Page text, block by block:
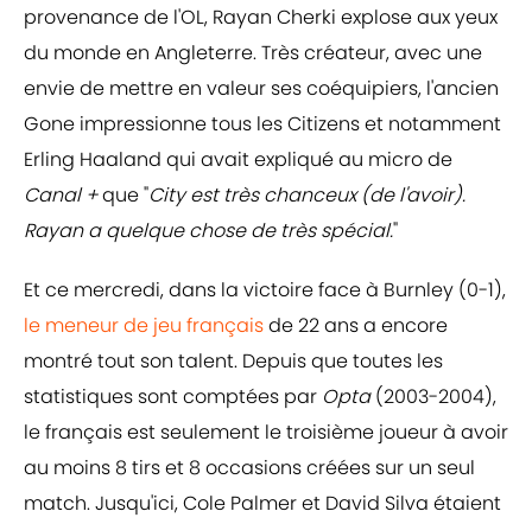
provenance de l'OL, Rayan Cherki explose aux yeux
du monde en Angleterre. Très créateur, avec une
envie de mettre en valeur ses coéquipiers, l'ancien
Gone impressionne tous les Citizens et notamment
Erling Haaland qui avait expliqué au micro de
Canal +que "City est très chanceux (de l'avoir).
Rayan a quelque chose de très spécial."
Et ce mercredi, dans la victoire face à Burnley (0-1),
le meneur de jeu françaisde 22 ans a encore
montré tout son talent. Depuis que toutes les
statistiques sont comptées par Opta(2003-2004),
le français est seulement le troisième joueur à avoir
au moins 8 tirs et 8 occasions créées sur un seul
match. Jusqu'ici, Cole Palmer et David Silva étaient